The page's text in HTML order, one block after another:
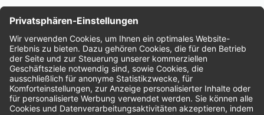
Bewertungen